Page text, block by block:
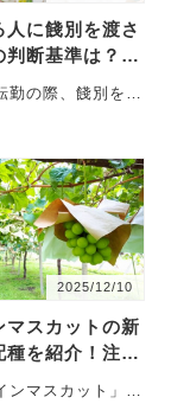
人に餞別を渡さ
判断基準は？お
ギフトも解説
勤の際、餞別を渡
ですが、必ずし
す必要はありま
ような基準で判
…
2025/12/10
マスカットの新
種を紹介！注目
と特徴は？
ンマスカット」